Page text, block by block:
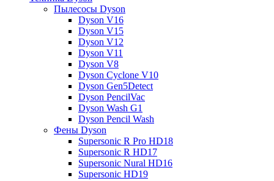
Пылесосы Dyson
Dyson V16
Dyson V15
Dyson V12
Dyson V11
Dyson V8
Dyson Cyclone V10
Dyson Gen5Detect
Dyson PencilVac
Dyson Wash G1
Dyson Pencil Wash
Фены Dyson
Supersonic R Pro HD18
Supersonic R HD17
Supersonic Nural HD16
Supersonic HD19